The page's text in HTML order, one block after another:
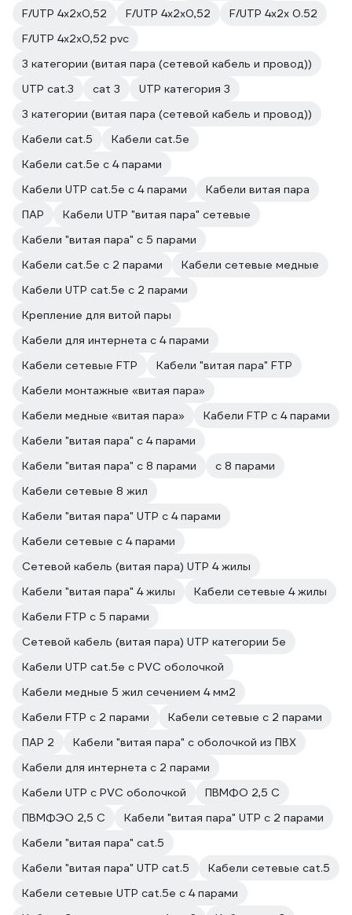
F/UTP 4х2х0,52
F/UTP 4x2x0,52
F/UTP 4х2х 0.52
F/UTP 4х2х0,52 pvc
3 категории (витая пара (сетевой кабель и провод))
UTP cat.3
cat 3
UTP категория 3
3 категории (витая пара (сетевой кабель и провод))
Кабели cat.5
Кабели cat.5e
Кабели cat.5e с 4 парами
Кабели UTP cat.5e с 4 парами
Кабели витая пара
ПАР
Кабели UTP "витая пара" сетевые
Кабели "витая пара" с 5 парами
Кабели cat.5e с 2 парами
Кабели сетевые медные
Кабели UTP cat.5e с 2 парами
Крепление для витой пары
Кабели для интернета с 4 парами
Кабели сетевые FTP
Кабели "витая пара" FTP
Кабели монтажные «витая пара»
Кабели медные «витая пара»
Кабели FTP с 4 парами
Кабели "витая пара" с 4 парами
Кабели "витая пара" с 8 парами
с 8 парами
Кабели сетевые 8 жил
Кабели "витая пара" UTP с 4 парами
Кабели сетевые с 4 парами
Сетевой кабель (витая пара) UTP 4 жилы
Кабели "витая пара" 4 жилы
Кабели сетевые 4 жилы
Кабели FTP с 5 парами
Сетевой кабель (витая пара) UTP категории 5e
Кабели UTP cat.5e с PVC оболочкой
Кабели медные 5 жил сечением 4 мм2
Кабели FTP с 2 парами
Кабели сетевые с 2 парами
ПАР 2
Кабели "витая пара" с оболочкой из ПВХ
Кабели для интернета с 2 парами
Кабели UTP с PVC оболочкой
ПВМФО 2,5 С
ПВМФЭО 2,5 С
Кабели "витая пара" UTP с 2 парами
Кабели "витая пара" cat.5
Кабели "витая пара" UTP cat.5
Кабели сетевые cat.5
Кабели сетевые UTP cat.5e с 4 парами